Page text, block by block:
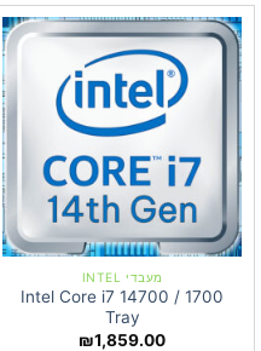
מעבדי INTEL
Intel Core i7 14700 / 1700
Tray
₪1,859.00